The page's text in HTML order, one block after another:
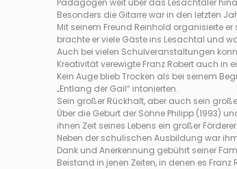
Pädagogen weit über das Lesachtaler
Besonders die Gitarre war in den letzten
Mit seinem Freund Reinhold organisierte
brachte er viele Gäste ins Lesachtal und
Auch bei vielen Schulveranstaltungen
Kreativität verewigte Franz Robert auch in
Kein Auge blieb Trocken als bei seinem
„Entlang der Gail“ intonierten.
Sein großer Rückhalt, aber auch sein
Über die Geburt der Söhne Philipp (1993)
ihnen Zeit seines Lebens ein großer Förderer.
Neben der schulischen Ausbildung war
Dank und Anerkennung gebührt seiner
Beistand in jenen Zeiten, in denen es